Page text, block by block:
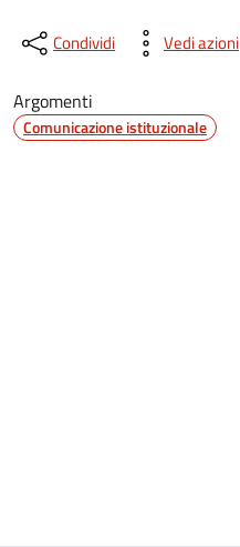
Condividi Vedi azioni
Argomenti
Comunicazione istituzionale